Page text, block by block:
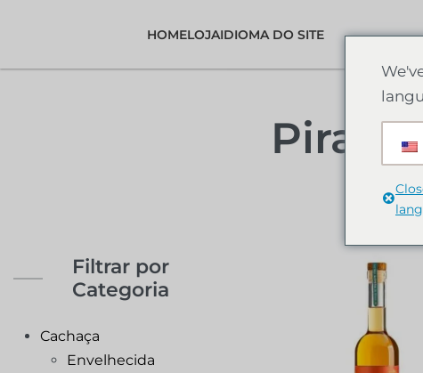
HOMELOJAIDIOMA DO SITE
Filtrar por
Categoria
Cachaça
Envelhecida